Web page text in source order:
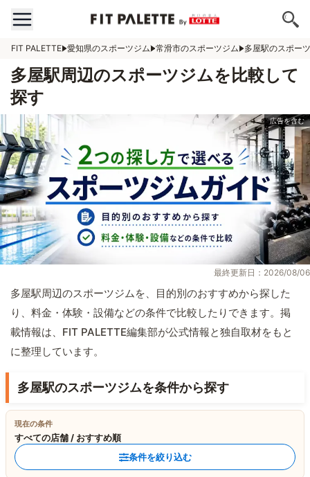
FIT PALETTE 愛知県のスポーツジム 常滑市のスポーツジム 多屋駅のスポー
多屋駅周辺のスポーツジムを比較して
探す
最終更新日：2026/08/06
多屋駅周辺のスポーツジムを、目的別のおすすめから探した
り、料金・体験・設備などの条件で比較したりできます。掲
載情報は、FIT PALETTE編集部が公式情報と独自取材をもと
に整理しています。
多屋駅のスポーツジムを条件から探す
現在の条件
すべての店舗 / おすすめ順
条件を絞り込む